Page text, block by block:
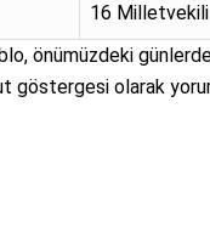
16 Milletvekili
önümüzdeki
göstergesi olarak